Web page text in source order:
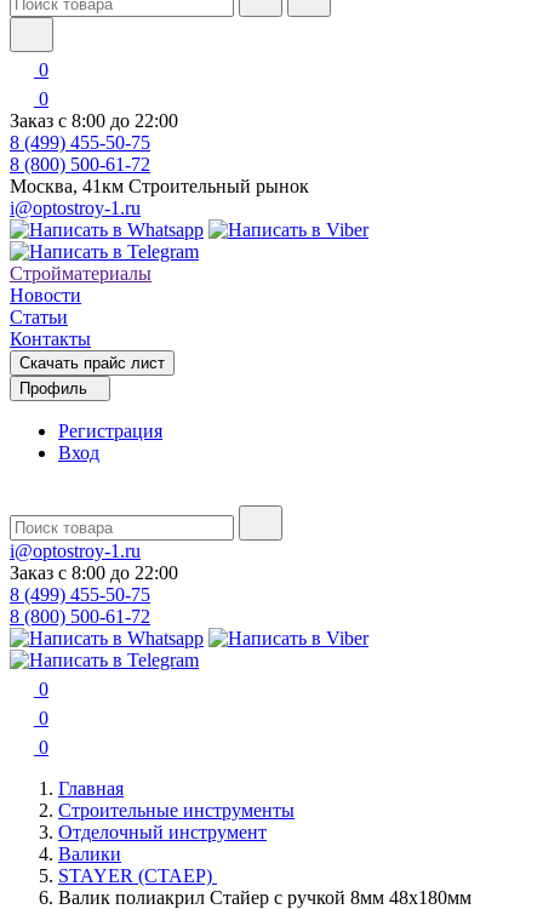
0
0
Заказ с 8:00 до 22:00
8 (499) 455-50-75
8 (800) 500-61-72
Москва, 41км Строительный рынок
i@optostroy-1.ru
Стройматериалы
Новости
Статьи
Контакты
Скачать прайс лист
Профиль
Регистрация
Вход
i@optostroy-1.ru
Заказ с 8:00 до 22:00
8 (499) 455-50-75
8 (800) 500-61-72
0
0
0
Главная
Строительные инструменты
Отделочный инструмент
Валики
STAYER (СТАЕР)
Валик полиакрил Стайер с ручкой 8мм 48х180мм